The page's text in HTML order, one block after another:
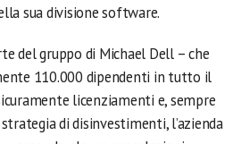
sua divisione software.
del gruppo di Michael Dell – che
110.000 dipendenti in tutto il
licenziamenti e, sempre
di disinvestimenti, l’azienda